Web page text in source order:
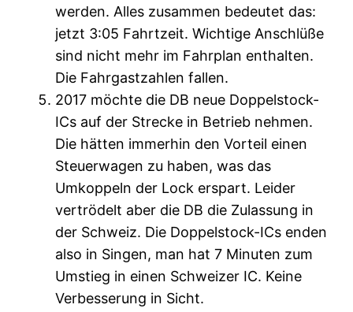
werden. Alles zusammen bedeutet das:
jetzt 3:05 Fahrtzeit. Wichtige Anschlüße
sind nicht mehr im Fahrplan enthalten.
Die Fahrgastzahlen fallen.
2017 möchte die DB neue Doppelstock-
ICs auf der Strecke in Betrieb nehmen.
Die hätten immerhin den Vorteil einen
Steuerwagen zu haben, was das
Umkoppeln der Lock erspart. Leider
vertrödelt aber die DB die Zulassung in
der Schweiz. Die Doppelstock-ICs enden
also in Singen, man hat 7 Minuten zum
Umstieg in einen Schweizer IC. Keine
Verbesserung in Sicht.